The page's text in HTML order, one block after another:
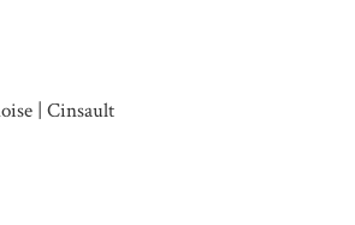
| Cinsault